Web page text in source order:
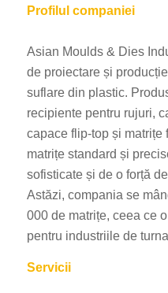
Profilul companiei
Asian Moulds & Dies
de proiectare și
suflare din plastic.
recipiente pentru rujuri,
capace flip-top și matrițe
matrițe standard și
sofisticate și de o forță
Astăzi, compania se
000 de matrițe, ceea ce
pentru industriile de
Servicii